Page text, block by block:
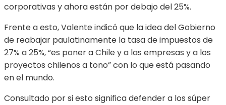
corporativas y ahora están por debajo del 25%.
Frente a esto, Valente indicó que la idea del Gobierno
de reabajar paulatinamente la tasa de impuestos de
27% a 25%, “es poner a Chile y a las empresas y a los
proyectos chilenos a tono” con lo que está pasando
en el mundo.
Consultado por si esto significa defender a los súper